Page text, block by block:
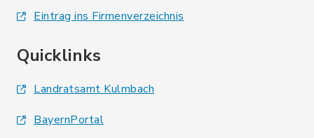
Eintrag ins Firmenverzeichnis
Quicklinks
Landratsamt Kulmbach
BayernPortal